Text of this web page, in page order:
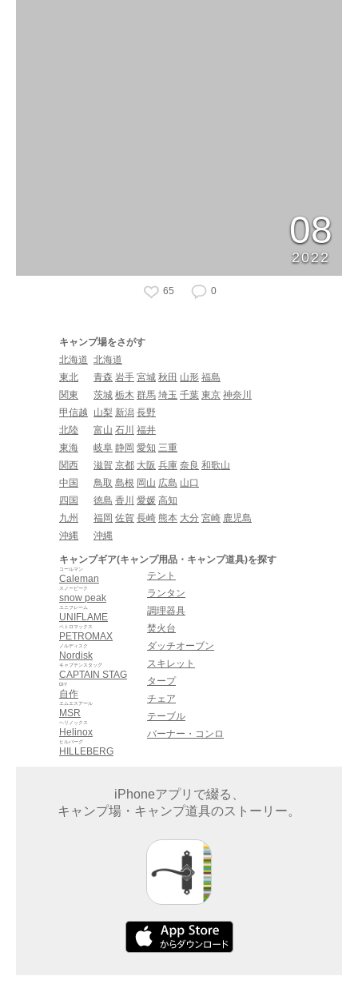
08
2022
65 0
キャンプ場をさがす
北海道 北海道
東北
青森 岩手 宮城 秋田 山形 福島
関東
茨城 栃木 群馬 埼玉 千葉 東京 神奈川
甲信越
山梨 新潟 長野
北陸
富山 石川 福井
東海
岐阜 静岡 愛知 三重
関西
滋賀 京都 大阪 兵庫 奈良 和歌山
中国
鳥取 島根 岡山 広島 山口
四国
徳島 香川 愛媛 高知
九州
福岡 佐賀 長崎 熊本 大分 宮崎 鹿児島
沖縄
沖縄
キャンプギア(キャンプ用品・キャンプ道具)を探す
Caleman
コールマン
snow peak
スノーピーク
UNIFLAME
ユニフレーム
PETROMAX
ペトロマックス
Nordisk
ノルディスク
CAPTAIN STAG
キャプテンスタッグ
自作
DIY
MSR
エムエスアール
Helinox
ヘリノックス
HILLEBERG
ヒルバーグ
テント
ランタン
調理器具
焚火台
ダッチオーブン
スキレット
タープ
チェア
テーブル
バーナー・コンロ
iPhoneアプリで綴る、
キャンプ場・キャンプ道具のストーリー。